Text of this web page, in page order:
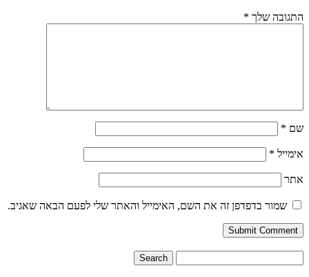
התגובה שלך *
שם *
אימייל *
אתר
שמור בדפדפן זה את השם, האימייל והאתר שלי לפעם הבאה שאגיב.